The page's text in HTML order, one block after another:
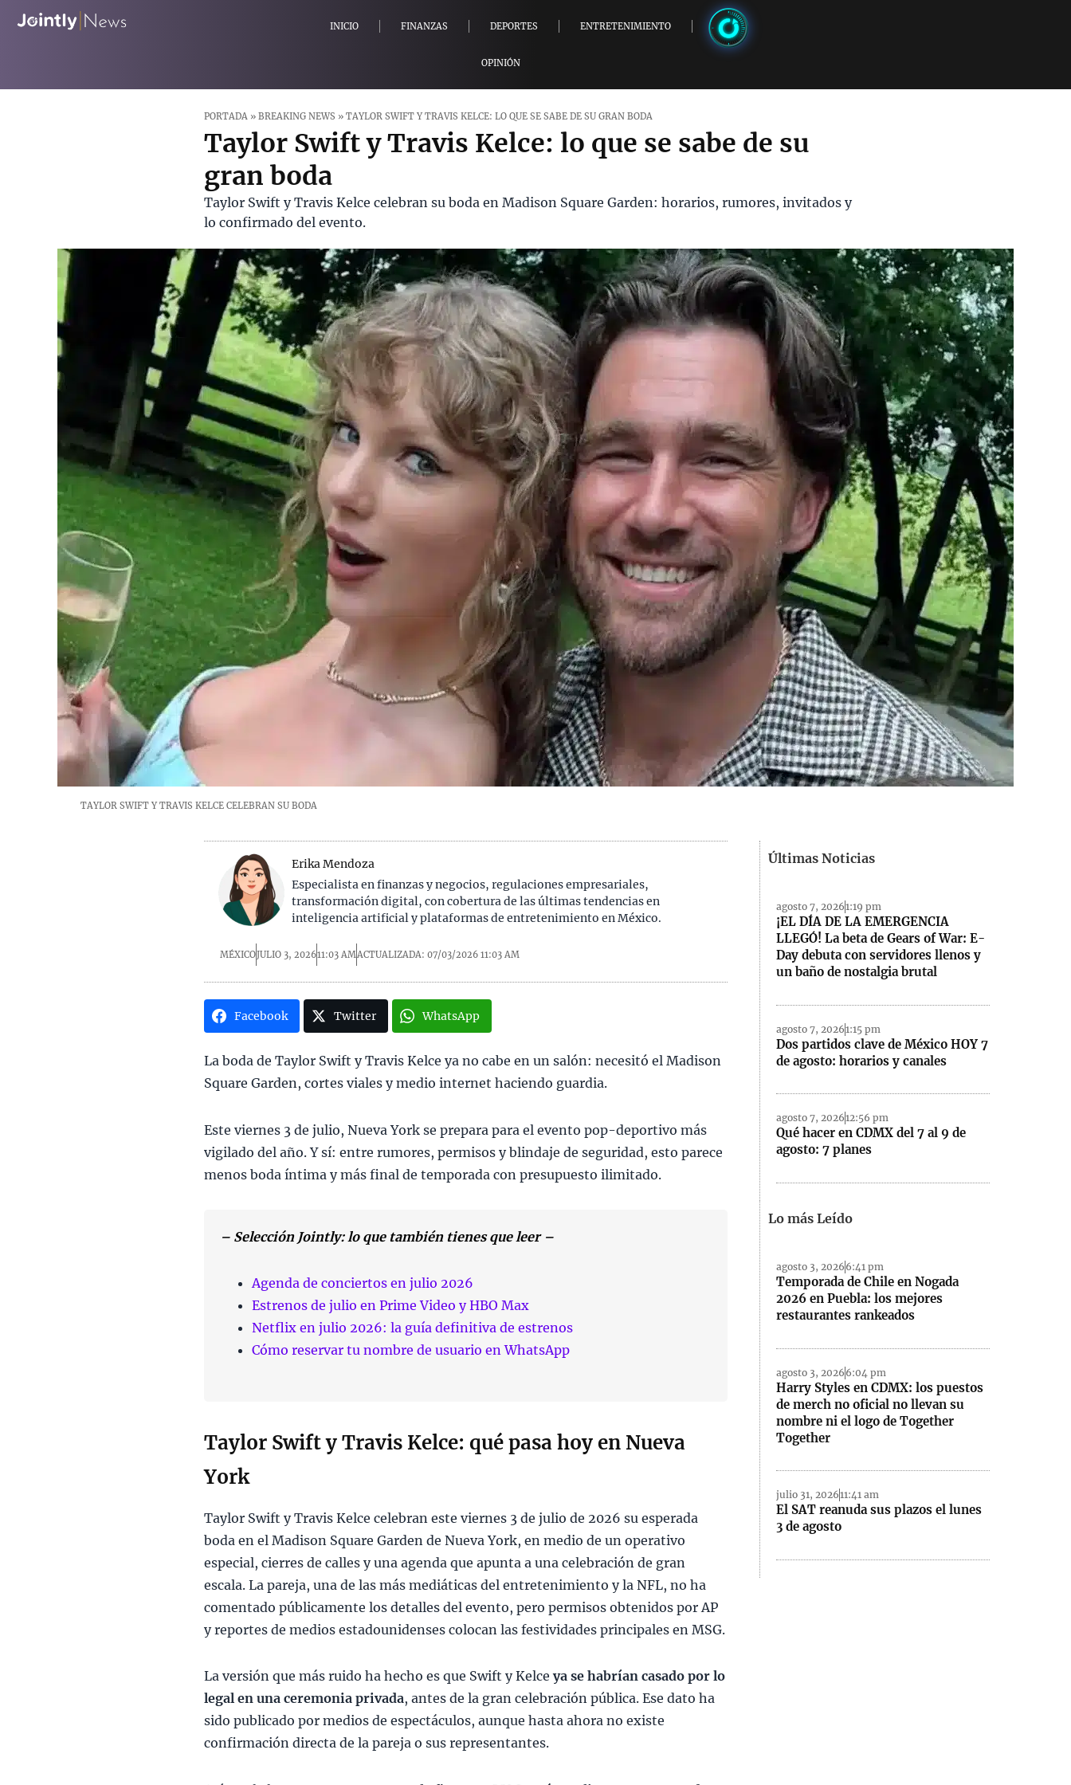
INICIO FINANZAS DEPORTES ENTRETENIMIENTO
OPINIÓN
PORTADA »BREAKING NEWS »TAYLOR SWIFT Y TRAVIS KELCE: LO QUE SE SABE DE SU GRAN BODA
Taylor Swift y Travis Kelce: lo que se sabe de su
gran boda
Taylor Swift y Travis Kelce celebran su boda en Madison Square Garden: horarios, rumores, invitados y
lo confirmado del evento.
TAYLOR SWIFT Y TRAVIS KELCE CELEBRAN SU BODA
Erika Mendoza
Especialista en finanzas y negocios, regulaciones empresariales,
transformación digital, con cobertura de las últimas tendencias en
inteligencia artificial y plataformas de entretenimiento en México.
MÉXICOJULIO 3, 202611:03 AMACTUALIZADA: 07/03/2026 11:03 AM
Facebook Twitter WhatsApp
La boda de Taylor Swift y Travis Kelce ya no cabe en un salón: necesitó el Madison
Square Garden, cortes viales y medio internet haciendo guardia.
Este viernes 3 de julio, Nueva York se prepara para el evento pop-deportivo más
vigilado del año. Y sí: entre rumores, permisos y blindaje de seguridad, esto parece
menos boda íntima y más final de temporada con presupuesto ilimitado.
– Selección Jointly: lo que también tienes que leer –
Agenda de conciertos en julio 2026
Estrenos de julio en Prime Video y HBO Max
Netflix en julio 2026: la guía definitiva de estrenos
Cómo reservar tu nombre de usuario en WhatsApp
Taylor Swift y Travis Kelce: qué pasa hoy en Nueva
York
Taylor Swift y Travis Kelce celebran este viernes 3 de julio de 2026 su esperada
boda en el Madison Square Garden de Nueva York, en medio de un operativo
especial, cierres de calles y una agenda que apunta a una celebración de gran
escala. La pareja, una de las más mediáticas del entretenimiento y la NFL, no ha
comentado públicamente los detalles del evento, pero permisos obtenidos por AP
y reportes de medios estadounidenses colocan las festividades principales en MSG.
La versión que más ruido ha hecho es que Swift y Kelceya se habrían casado por lo
legal en una ceremonia privada, antes de la gran celebración pública. Ese dato ha
sido publicado por medios de espectáculos, aunque hasta ahora no existe
confirmación directa de la pareja o sus representantes.
Últimas Noticias
agosto 7, 20261:19 pm
¡EL DÍA DE LA EMERGENCIA
LLEGÓ! La beta de Gears of War: E-
Day debuta con servidores llenos y
un baño de nostalgia brutal
agosto 7, 20261:15 pm
Dos partidos clave de México HOY 7
de agosto: horarios y canales
agosto 7, 202612:56 pm
Qué hacer en CDMX del 7 al 9 de
agosto: 7 planes
Lo más Leído
agosto 3, 2026 6:41 pm
Temporada de Chile en Nogada
2026 en Puebla: los mejores
restaurantes rankeados
agosto 3, 2026 6:04 pm
Harry Styles en CDMX: los puestos
de merch no oficial no llevan su
nombre ni el logo de Together
Together
julio 31, 202611:41 am
El SAT reanuda sus plazos el lunes
3 de agosto